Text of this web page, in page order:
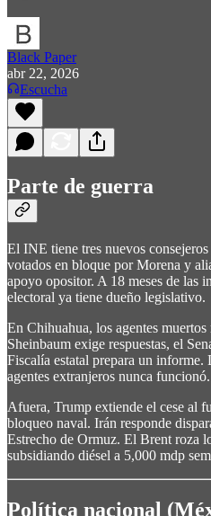
Black Paper
abr 22, 2026
Escucha
Parte de guerra
El INE tiene tres nuevos
votados en bloque por Morena y
apoyo opositor. A 18 meses de las
electoral ya tiene dueño legislativo.
En Chihuahua, los agentes
Sheinbaum exige respuestas, el
Fiscalía estatal prepara un informe.
agentes extranjeros nunca funcionó.
Afuera, Trump extiende el cese al
bloqueo naval. Irán responde
Estrecho de Ormuz. El Brent roza
subsidiando diésel a 5,000 mdp
Política nacional